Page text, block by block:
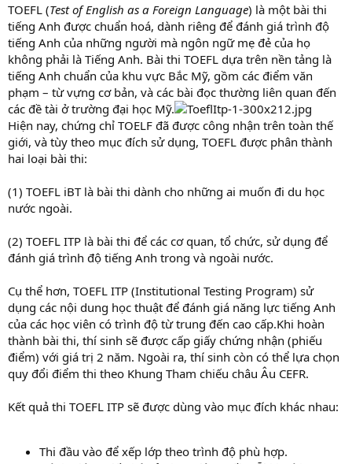
TOEFL (Test of English as a Foreign Language) là một bài thi
tiếng Anh được chuẩn hoá, dành riêng để đánh giá trình độ
tiếng Anh của những người mà ngôn ngữ mẹ đẻ của họ
không phải là Tiếng Anh. Bài thi TOEFL dựa trên nền tảng là
tiếng Anh chuẩn của khu vực Bắc Mỹ, gồm các điểm văn
phạm – từ vựng cơ bản, và các bài đọc thường liên quan đến
các đề tài ở trường đại học Mỹ.
Hiện nay, chứng chỉ TOELF đã được công nhận trên toàn thế
giới, và tùy theo mục đích sử dụng, TOEFL được phân thành
hai loại bài thi:
(1) TOEFL iBT là bài thi dành cho những ai muốn đi du học
nước ngoài.
(2) TOEFL ITP là bài thi để các cơ quan, tổ chức, sử dụng để
đánh giá trình độ tiếng Anh trong và ngoài nước.
Cụ thể hơn, TOEFL ITP (Institutional Testing Program) sử
dụng các nội dung học thuật để đánh giá năng lực tiếng Anh
của các học viên có trình độ từ trung đến cao cấp.Khi hoàn
thành bài thi, thí sinh sẽ được cấp giấy chứng nhận (phiếu
điểm) với giá trị 2 năm. Ngoài ra, thí sinh còn có thể lựa chọn
quy đổi điểm thi theo Khung Tham chiếu châu Âu CEFR.
Kết quả thi TOEFL ITP sẽ được dùng vào mục đích khác nhau:
Thi đầu vào để xếp lớp theo trình độ phù hợp.